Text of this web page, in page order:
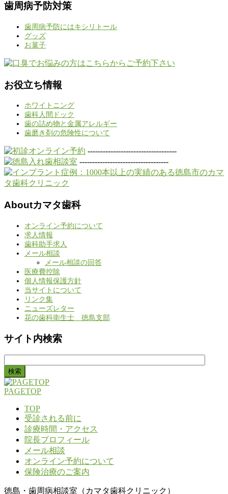
歯周病予防対策
歯周病予防にはキシリトール
グッズ
お菓子
お役立ち情報
ホワイトニング
歯科人間ドック
歯の詰め物と金属アレルギー
歯磨き剤の危険性について
-----------------------------------
-----------------------------------
Aboutカマタ歯科
オンライン予約について
求人情報
歯科助手求人
メール相談
メール相談の回答
医療費控除
個人情報保護方針
当サイトについて
リンク集
ニューズレター
花の歯科衛生士 徳島支部
サイト内検索
索:
PAGETOP
TOP
受診される前に
診療時間・アクセス
院長プロフィール
メール相談
オンライン予約について
保険治療のご案内
徳島・歯周病相談室（カマタ歯科クリニック）